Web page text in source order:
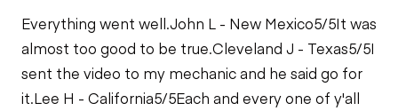
Cooling System
Everything went well.John L - New Mexico5/5It was
almost too good to be true.Cleveland J - Texas5/5I
sent the video to my mechanic and he said go for
it.Lee H - California5/5Each and every one of y'all